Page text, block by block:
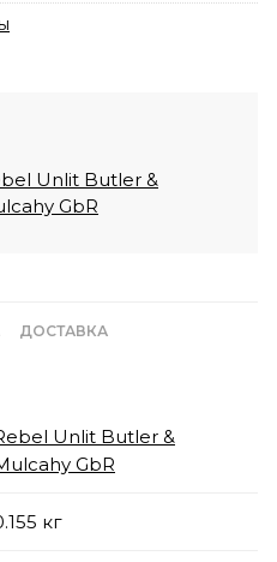
Unlit Butler &
GbR
ДОСТАВКА
Unlit Butler &
GbR
кг